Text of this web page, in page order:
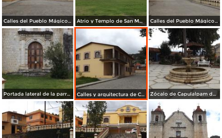
Calles del Pueblo Mágico. Julio/2014 Atrio y Templo de San Mateo. Julio/2014 Calles del Pueblo Mágico. Julio/2014
Portada lateral de la parroquia de San Mateo. Julio/2014 Calles y arquitectura de Capulalpam de Méndez. Julio/2014 Zócalo de Capulalpam de Méndez. Julio/2014